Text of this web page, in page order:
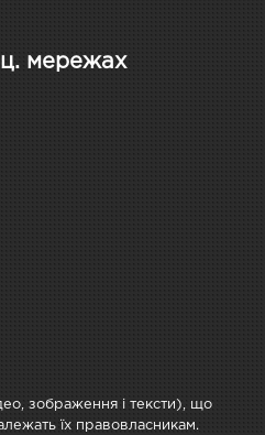
мережах
зображення і тексти), що
їх правовласникам.